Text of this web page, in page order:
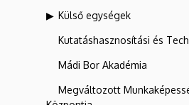
Külső egységek
Kutatáshasznosítási és
Mádi Bor Akadémia
Megváltozott